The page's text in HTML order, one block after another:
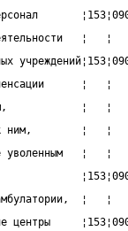
деятельности
¦
к ним,
уволенным
амбулатории,
центры